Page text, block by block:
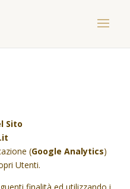
Sito
(Google Analytics)
Utenti.